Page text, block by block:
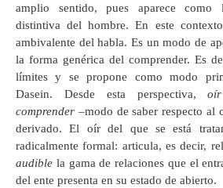
amplio sentido, pues aparece
distintiva del hombre. En este
ambivalente del habla. Es un modo de
la forma genérica del comprender. Es
límites y se propone como modo
Dasein. Desde esta perspectiva,
comprender –modo de saber respecto al
derivado. El oír del que se está
radicalmente formal: articula, es decir,
audible la gama de relaciones que el
del ente presenta en su estado de abierto.